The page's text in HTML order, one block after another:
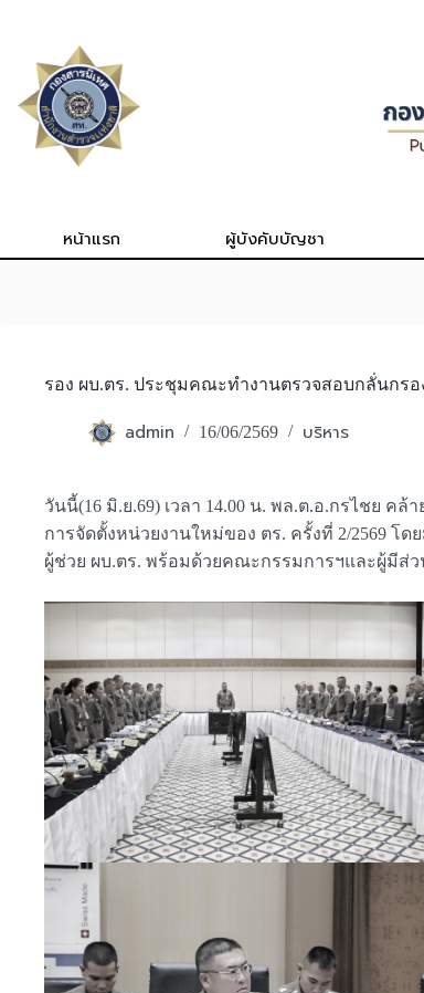
content
หน้าแรก ผู้บังคับบัญชา
รอง ผบ.ตร. ประชุมคณะทำงานตรวจสอบกลั่นกร
admin 16/06/2569 บริหาร
วันนี้(16 มิ.ย.69) เวลา 14.00 น. พล.ต.อ.กรไชย
การจัดตั้งหน่วยงานใหม่ของ ตร. ครั้งที่ 2/2569 โ
ผู้ช่วย ผบ.ตร. พร้อมด้วยคณะกรรมการฯและผู้มีส่